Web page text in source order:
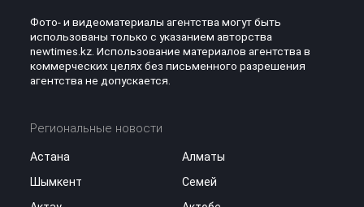
Фото- и видеоматериалы агентства могут быть
использованы только с указанием авторства
newtimes.kz. Использование материалов агентства в
коммерческих целях без письменного разрешения
агентства не допускается.
Региональные новости
Астана
Алматы
Шымкент
Семей